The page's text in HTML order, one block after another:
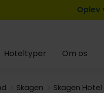
Oplev
Hoteltyper Om os
Skagen Skagen Hotel